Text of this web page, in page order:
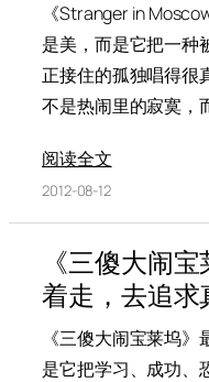
《Stranger in
是美，而是它把一种
正接住的孤独唱得很
不是热闹里的寂寞，
阅读全文
2012-08-12
《三傻大闹
着走，去追求
《三傻大闹宝莱坞
是它把学习、成功、